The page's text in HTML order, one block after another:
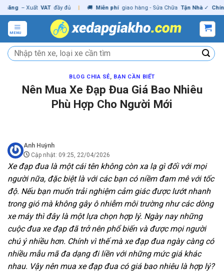
Skip
to
content
– Xuất VAT đầy đủ | 🚚 Miễn phí giao hàng - Sửa Chữa Tận Nhà ✓ Chính
MENU
Tìm
kiếm:
BLOG CHIA SẺ, BẠN CẦN BIẾT
Nên Mua Xe Đạp Đua Giá Bao Nhiêu
Phù Hợp Cho Người Mới
Anh Huỳnh
Cập nhật: 09:25, 22/04/2026
Xe đạp đua là một cái tên không còn xa lạ gì đối với mọi
người nữa, đặc biệt là với các bạn có niềm đam mê với tốc
độ. Nếu bạn muốn trải nghiệm cảm giác được lướt nhanh
trong gió mà không gây ô nhiễm môi trường như các dòng
xe máy thì đây là một lựa chọn hợp lý. Ngày nay những
cuộc đua xe đạp đã trở nên phổ biến và được mọi người
chú ý nhiều hơn. Chính vì thế mà xe đạp đua ngày càng có
nhiều mẫu mã đa dạng đi liền với những mức giá khác
nhau. Vậy nên mua xe đạp đua có giá bao nhiêu là hợp lý?